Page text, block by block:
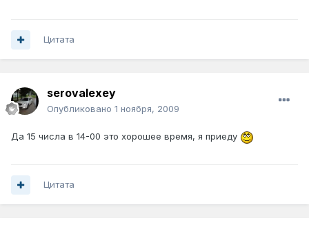
Цитата
serovalexey
Опубликовано 1 ноября, 2009
Да 15 числа в 14-00 это хорошее время, я приеду
Цитата